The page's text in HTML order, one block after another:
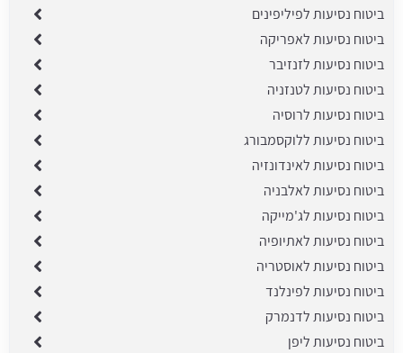
ביטוח נסיעות לפיליפינים
ביטוח נסיעות לאפריקה
ביטוח נסיעות לזנזיבר
ביטוח נסיעות לטנזניה
ביטוח נסיעות לרוסיה
ביטוח נסיעות ללוקסמבורג
ביטוח נסיעות לאינדונזיה
ביטוח נסיעות לאלבניה
ביטוח נסיעות לג'מייקה
ביטוח נסיעות לאתיופיה
ביטוח נסיעות לאוסטריה
ביטוח נסיעות לפינלנד
ביטוח נסיעות לדנמרק
ביטוח נסיעות ליפן